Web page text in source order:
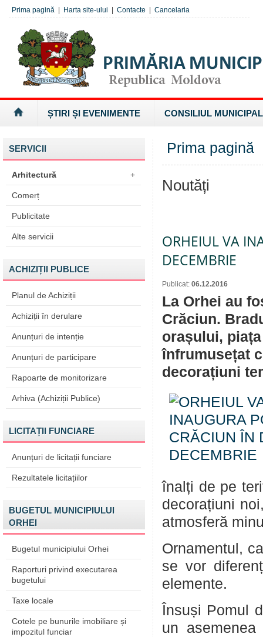
Prima pagină Harta site-ului Contacte Cancelaria
ȘTIRI ȘI EVENIMENTE CONSILIUL MUNICIPAL
SERVICII
Arhitectură +
Comerț
Publicitate
Alte servicii
ACHIZIȚII PUBLICE
Planul de Achiziții
Achiziții în derulare
Anunțuri de intenție
Anunțuri de participare
Rapoarte de monitorizare
Arhiva (Achiziții Publice)
LICITAȚII FUNCIARE
Anunțuri de licitații funciare
Rezultatele licitațiilor
BUGETUL MUNICIPIULUI
ORHEI
Bugetul municipiului Orhei
Raporturi privind executarea
bugetului
Taxe locale
Cotele pe bunurile imobiliare și
impozitul funciar
Prima pagină
Noutăți
ORHEIUL VA
DECEMBRIE
Publicat: 06.12.2016
La Orhei au
Crăciun.
orașului,
înfrumusețat
decorațiuni
înalți de pe
decorațiuni
atmosferă
Ornamentul,
se vor
elemente.
Însuși Pomul
un